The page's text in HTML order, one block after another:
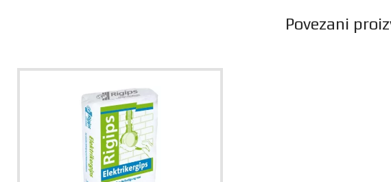
Povezani